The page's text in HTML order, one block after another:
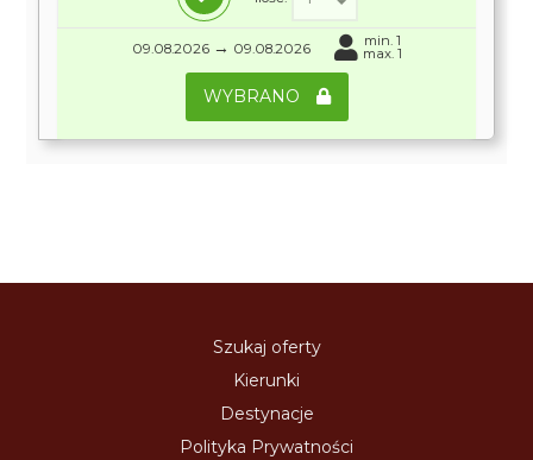
09.08.2026 → 09.08.2026 min. 1
max. 1
WYBRANO
Szukaj oferty
Kierunki
Destynacje
Polityka Prywatności